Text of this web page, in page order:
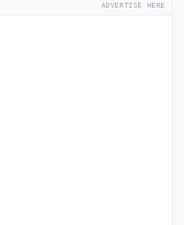
ADVERTISE HERE